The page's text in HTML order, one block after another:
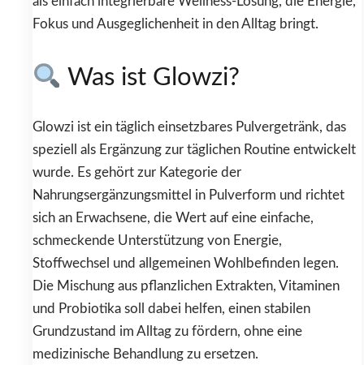
Fokus und Ausgeglichenheit in den Alltag bringt.
Was ist Glowzi?
Glowzi ist ein täglich einsetzbares Pulvergetränk, das
speziell als Ergänzung zur täglichen Routine entwickelt
wurde. Es gehört zur Kategorie der
Nahrungsergänzungsmittel in Pulverform und richtet
sich an Erwachsene, die Wert auf eine einfache,
schmeckende Unterstützung von Energie,
Stoffwechsel und allgemeinen Wohlbefinden legen.
Die Mischung aus pflanzlichen Extrakten, Vitaminen
und Probiotika soll dabei helfen, einen stabilen
Grundzustand im Alltag zu fördern, ohne eine
medizinische Behandlung zu ersetzen.